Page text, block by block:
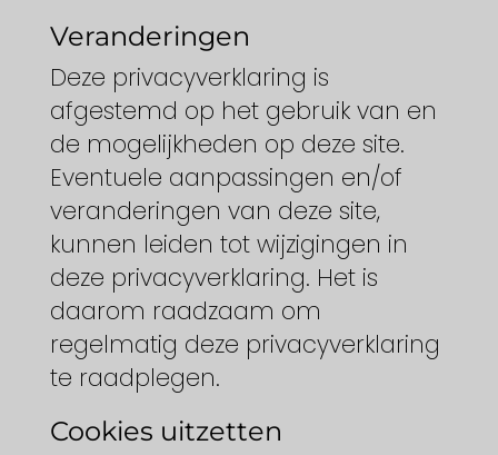
Veranderingen
Deze privacyverklaring is
afgestemd op het gebruik van en
de mogelijkheden op deze site.
Eventuele aanpassingen en/of
veranderingen van deze site,
kunnen leiden tot wijzigingen in
deze privacyverklaring. Het is
daarom raadzaam om
regelmatig deze privacyverklaring
te raadplegen.
Cookies uitzetten